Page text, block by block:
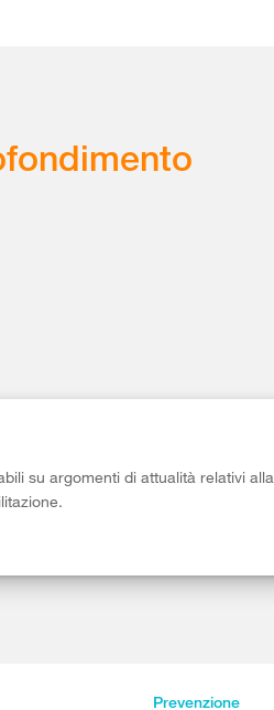
su argomenti di attualità relativi alla
Prevenzione